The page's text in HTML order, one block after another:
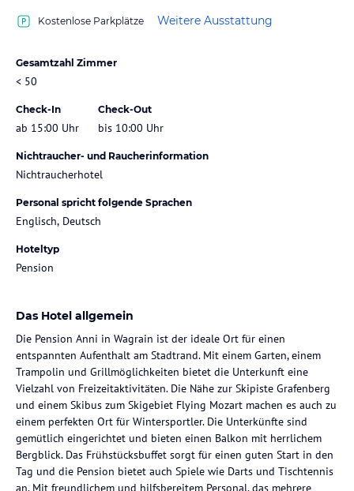
Kostenlose Parkplätze Weitere Ausstattung
Gesamtzahl Zimmer
< 50
Check-In
ab 15:00 Uhr
Check-Out
bis 10:00 Uhr
Nichtraucher- und Raucherinformation
Nichtraucherhotel
Personal spricht folgende Sprachen
Englisch, Deutsch
Hoteltyp
Pension
Das Hotel allgemein
Die Pension Anni in Wagrain ist der ideale Ort für einen
entspannten Aufenthalt am Stadtrand. Mit einem Garten, einem
Trampolin und Grillmöglichkeiten bietet die Unterkunft eine
Vielzahl von Freizeitaktivitäten. Die Nähe zur Skipiste Grafenberg
und einem Skibus zum Skigebiet Flying Mozart machen es auch zu
einem perfekten Ort für Wintersportler. Die Unterkünfte sind
gemütlich eingerichtet und bieten einen Balkon mit herrlichem
Bergblick. Das Frühstücksbuffet sorgt für einen guten Start in den
Tag und die Pension bietet auch Spiele wie Darts und Tischtennis
an. Mit freundlichem und hilfsbereitem Personal, das mehrere